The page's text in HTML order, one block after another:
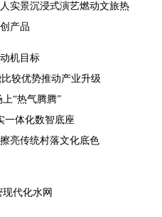
实景沉浸式演艺燃动文旅热
产品
机目标
较优势推动产业升级
“热气腾腾”
一体化数智底座
亮传统村落文化底色
代化水网